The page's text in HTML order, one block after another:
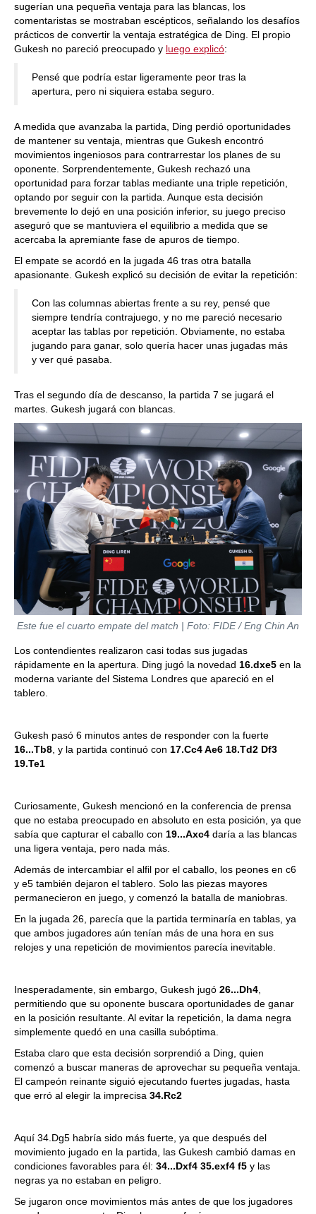
sugerían una pequeña ventaja para las blancas, los
comentaristas se mostraban escépticos, señalando los desafíos
prácticos de convertir la ventaja estratégica de Ding. El propio
Gukesh no pareció preocupado y luego explicó:
Pensé que podría estar ligeramente peor tras la
apertura, pero ni siquiera estaba seguro.
A medida que avanzaba la partida, Ding perdió oportunidades
de mantener su ventaja, mientras que Gukesh encontró
movimientos ingeniosos para contrarrestar los planes de su
oponente. Sorprendentemente, Gukesh rechazó una
oportunidad para forzar tablas mediante una triple repetición,
optando por seguir con la partida. Aunque esta decisión
brevemente lo dejó en una posición inferior, su juego preciso
aseguró que se mantuviera el equilibrio a medida que se
acercaba la apremiante fase de apuros de tiempo.
El empate se acordó en la jugada 46 tras otra batalla
apasionante. Gukesh explicó su decisión de evitar la repetición:
Con las columnas abiertas frente a su rey, pensé que
siempre tendría contrajuego, y no me pareció necesario
aceptar las tablas por repetición. Obviamente, no estaba
jugando para ganar, solo quería hacer unas jugadas más
y ver qué pasaba.
Tras el segundo día de descanso, la partida 7 se jugará el
martes. Gukesh jugará con blancas.
Este fue el cuarto empate del match | Foto: FIDE / Eng Chin An
Los contendientes realizaron casi todas sus jugadas
rápidamente en la apertura. Ding jugó la novedad 16.dxe5 en la
moderna variante del Sistema Londres que apareció en el
tablero.
Gukesh pasó 6 minutos antes de responder con la fuerte
16...Tb8 , y la partida continuó con 17.Cc4 Ae6 18.Td2 Df3
19.Te1
Curiosamente, Gukesh mencionó en la conferencia de prensa
que no estaba preocupado en absoluto en esta posición, ya que
sabía que capturar el caballo con 19...Axc4 daría a las blancas
una ligera ventaja, pero nada más.
Además de intercambiar el alfil por el caballo, los peones en c6
y e5 también dejaron el tablero. Solo las piezas mayores
permanecieron en juego, y comenzó la batalla de maniobras.
En la jugada 26, parecía que la partida terminaría en tablas, ya
que ambos jugadores aún tenían más de una hora en sus
relojes y una repetición de movimientos parecía inevitable.
Inesperadamente, sin embargo, Gukesh jugó 26...Dh4
permitiendo que su oponente buscara oportunidades de ganar
en la posición resultante. Al evitar la repetición, la dama negra
simplemente quedó en una casilla subóptima.
Estaba claro que esta decisión sorprendió a Ding, quien
comenzó a buscar maneras de aprovechar su pequeña ventaja.
El campeón reinante siguió ejecutando fuertes jugadas, hasta
que erró al elegir la imprecisa 34.Rc2
Aquí 34.Dg5 habría sido más fuerte, ya que después del
movimiento jugado en la partida, las Gukesh cambió damas en
condiciones favorables para él: 34...Dxf4 35.exf4 f5 y las
negras ya no estaban en peligro.
Se jugaron once movimientos más antes de que los jugadores